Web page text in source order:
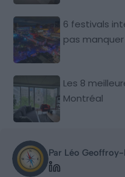
6 festivals
pas manquer
Les 8
Montréal
Par Léo